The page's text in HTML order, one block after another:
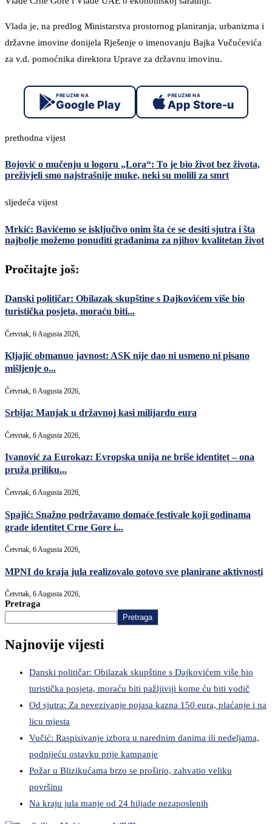
Vlada je, na predlog Ministarstva prostornog planiranja, urbanizma i
državne imovine donijela Rješenje o imenovanju Bajka Vučućevića
za v.d. pomoćnika direktora Uprave za državnu imovinu.
PREUZMI NA
Google Play
PREUZMI NA
App Store-u
prethodna vijest
Bojović o mučenju u logoru „Lora“: To je bio život bez života,
preživjeli smo najstrašnije muke, neki su molili za smrt
sljedeća vijest
Mrkić: Bavićemo se isključivo onim šta će se desiti sjutra i šta
najbolje možemo ponuditi građanima za njihov kvalitetan život
Pročitajte još:
Danski političar: Obilazak skupštine s Dajkovićem više bio
turistička posjeta, moraću biti...
Četvrtak, 6 Augusta 2026,
Kljajić obmanuo javnost: ASK nije dao ni usmeno ni pisano
mišljenje o...
Četvrtak, 6 Augusta 2026,
Srbija: Manjak u državnoj kasi milijardu eura
Četvrtak, 6 Augusta 2026,
Ivanović za Eurokaz: Evropska unija ne briše identitet – ona
pruža priliku...
Četvrtak, 6 Augusta 2026,
Spajić: Snažno podržavamo domaće festivale koji godinama
grade identitet Crne Gore i...
Četvrtak, 6 Augusta 2026,
MPNI do kraja jula realizovalo gotovo sve planirane aktivnosti
Četvrtak, 6 Augusta 2026,
Pretraga
Pretraga
Najnovije vijesti
Danski političar: Obilazak skupštine s Dajkovićem više bio
turistička posjeta, moraću biti pažljiviji kome ću biti vodič
Od sjutra: Za nevezivanje pojasa kazna 150 eura, plaćanje i na
licu mjesta
Vučić: Raspisivanje izbora u narednim danima ili nedeljama,
podnijeću ostavku prije kampanje
Požar u Blizikućama brzo se proširio, zahvatio veliku
površinu
Na kraju jula manje od 24 hiljade nezaposlenih